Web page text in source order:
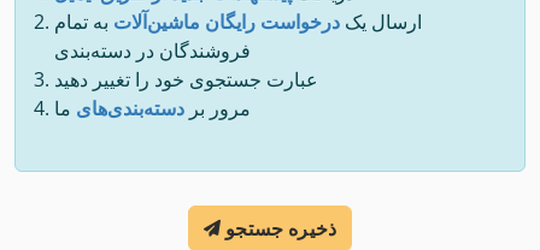
ارسال یک درخواست رایگان ماشین‌آلات به تمام
فروشندگان در دسته‌بندی
عبارت جستجوی خود را تغییر دهید
مرور بر دسته‌بندی‌های ما
ذخیره جستجو